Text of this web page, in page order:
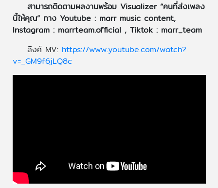
สามารถติดตามผลงานพร้อม Visualizer “คนที่ส่งเพลง
นี้ให้คุณ” ทาง Youtube : marr music content,
Instagram : marrteam.official , Tiktok : marr_team
ลิงค์ MV: https://www.youtube.com/watch?
v=_GM9f6jLQ8c